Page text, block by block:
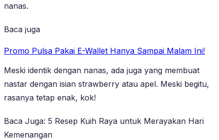
nanas.
Baca juga
Promo Pulsa Pakai E-Wallet Hanya Sampai Malam Ini!
Meski identik dengan nanas, ada juga yang membuat
nastar dengan isian strawberry atau apel. Meski begitu,
rasanya tetap enak, kok!
Baca Juga: 5 Resep Kuih Raya untuk Merayakan Hari
Kemenangan